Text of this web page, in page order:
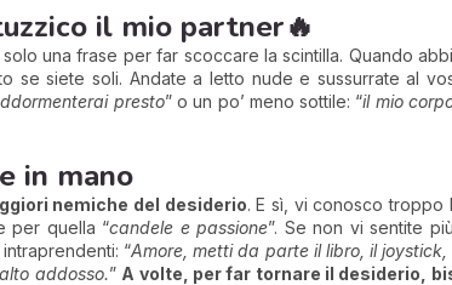
il mio partner🔥
una frase per far scoccare la scintilla. Quando
se siete soli. Andate a letto nude e sussurrate al
presto” o un po’ meno sottile: “il mio
in mano
nemiche del desiderio. E sì, vi conosco
per quella “candele e passione”. Se non vi sentite
“Amore, metti da parte il libro, il
addosso.” A volte, per far tornare il desiderio,